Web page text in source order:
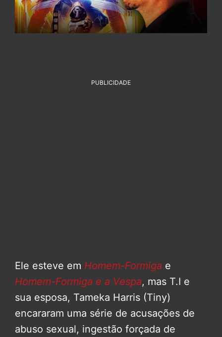
PUBLICIDADE
Ele esteve em Homem-Formiga e
Homem-Formiga e a Vespa, mas T.I e
sua esposa, Tameka Harris (Tiny)
encararam uma série de acusações de
abuso sexual, ingestão forçada de